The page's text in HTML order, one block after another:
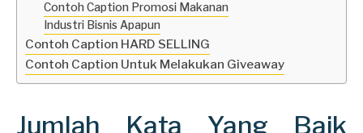
Contoh Caption Promosi Makanan
Industri Bisnis Apapun
Contoh Caption HARD SELLING
Contoh Caption Untuk Melakukan Giveaway
Jumlah Kata Yang Baik